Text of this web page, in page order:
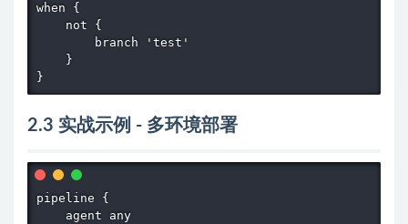
when {
    not {
        branch 'test'
    }
}
2.3 实战示例 - 多环境部署
pipeline {
    agent any